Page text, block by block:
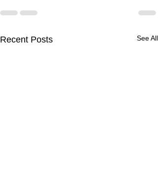
Recent Posts See All